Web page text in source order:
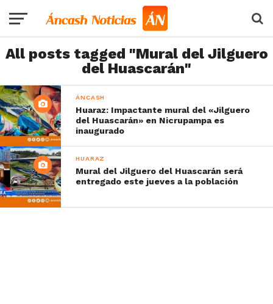
All posts tagged "Mural del Jilguero
del Huascarán"
ÁNCASH
Huaraz: Impactante mural del «Jilguero
del Huascarán» en Nicrupampa es
inaugurado
HUARAZ
Mural del Jilguero del Huascarán será
entregado este jueves a la población